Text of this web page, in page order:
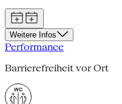
Weitere Infos
Performance
Barrierefreiheit vor Ort